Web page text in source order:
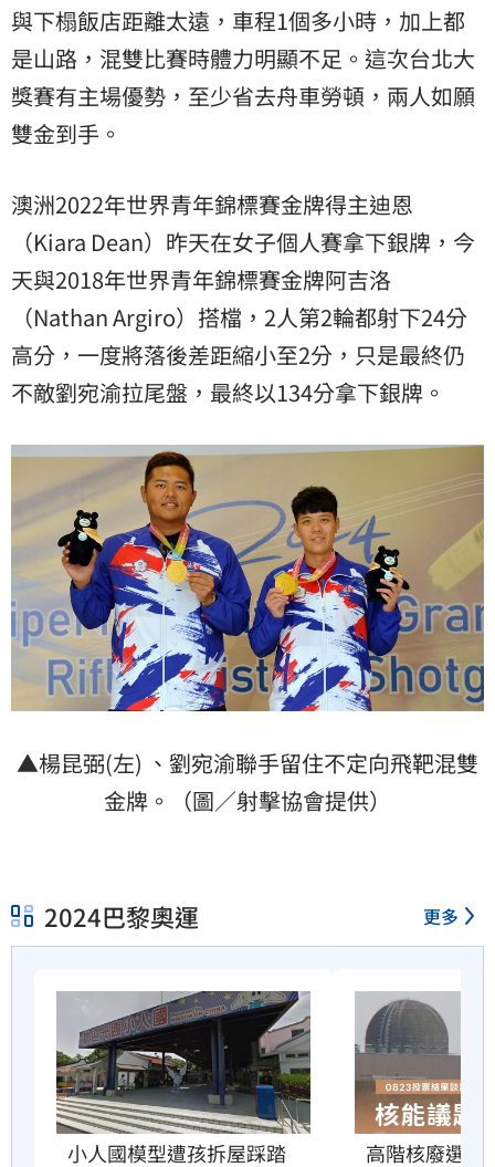
與下榻飯店距離太遠，車程1個多小時，加上都
是山路，混雙比賽時體力明顯不足。這次台北大
獎賽有主場優勢，至少省去舟車勞頓，兩人如願
雙金到手。
澳洲2022年世界青年錦標賽金牌得主迪恩
（Kiara Dean）昨天在女子個人賽拿下銀牌，今
天與2018年世界青年錦標賽金牌阿吉洛
（Nathan Argiro）搭檔，2人第2輪都射下24分
高分，一度將落後差距縮小至2分，只是最終仍
不敵劉宛渝拉尾盤，最終以134分拿下銀牌。
▲楊昆弼(左) 、劉宛渝聯手留住不定向飛靶混雙
金牌。（圖／射擊協會提供）
2024巴黎奧運 更多
小人國模型遭孩拆屋踩踏 高階核廢選址